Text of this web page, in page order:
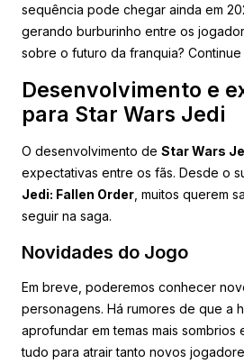
sequência pode chegar ainda em
gerando burburinho entre os
sobre o futuro da franquia? Continue
Desenvolvimento e
para Star Wars Jedi
O desenvolvimento de Star Wars
expectativas entre os fãs. Desde o
Jedi: Fallen Order , muitos querem
seguir na saga.
Novidades do Jogo
Em breve, poderemos conhecer
personagens. Há rumores de que a
aprofundar em temas mais sombrios
tudo para atrair tanto novos